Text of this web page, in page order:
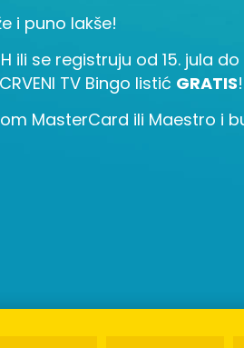
i puno lakše!
se registruju od 15. jula do
TV Bingo listić GRATIS!
MasterCard ili Maestro i